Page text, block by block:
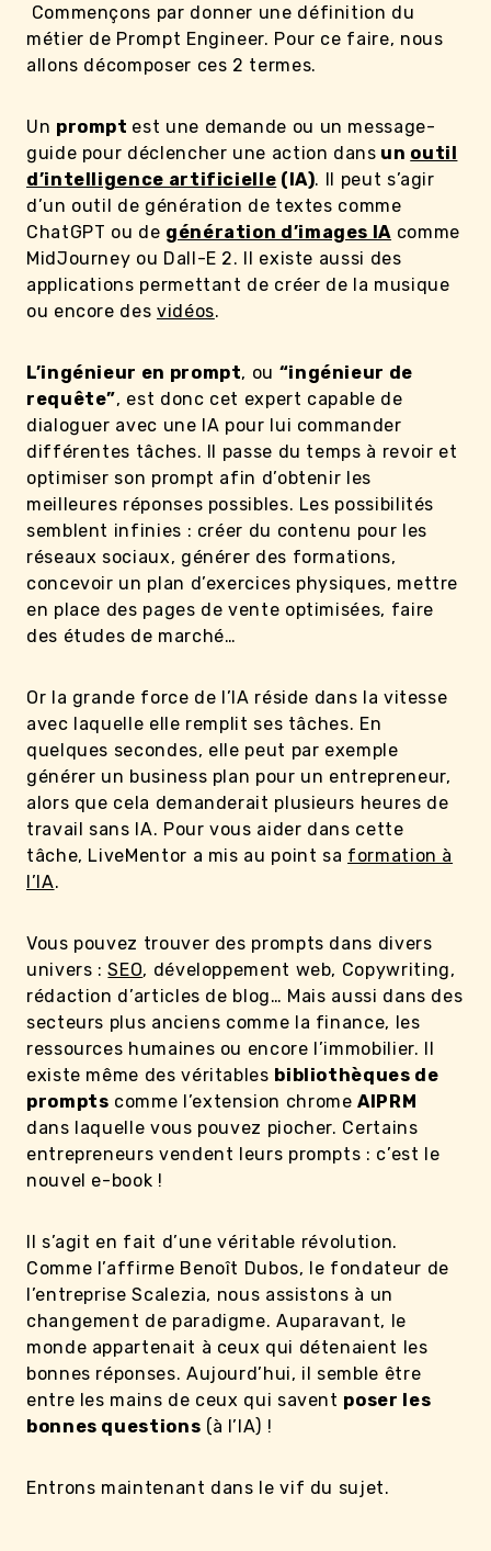
Commençons par donner une définition du
métier de Prompt Engineer. Pour ce faire, nous
allons décomposer ces 2 termes.
Un prompt est une demande ou un message-
guide pour déclencher une action dans un outil
d’intelligence artificielle (IA). Il peut s’agir
d’un outil de génération de textes comme
ChatGPT ou de génération d’images IA comme
MidJourney ou Dall-E 2. Il existe aussi des
applications permettant de créer de la musique
ou encore des vidéos.
L’ingénieur en prompt, ou “ingénieur de
requête”, est donc cet expert capable de
dialoguer avec une IA pour lui commander
différentes tâches. Il passe du temps à revoir et
optimiser son prompt afin d’obtenir les
meilleures réponses possibles. Les possibilités
semblent infinies : créer du contenu pour les
réseaux sociaux, générer des formations,
concevoir un plan d’exercices physiques, mettre
en place des pages de vente optimisées, faire
des études de marché…
Or la grande force de l’IA réside dans la vitesse
avec laquelle elle remplit ses tâches. En
quelques secondes, elle peut par exemple
générer un business plan pour un entrepreneur,
alors que cela demanderait plusieurs heures de
travail sans IA. Pour vous aider dans cette
tâche, LiveMentor a mis au point sa formation à
l’IA.
Vous pouvez trouver des prompts dans divers
univers :SEO, développement web, Copywriting,
rédaction d’articles de blog… Mais aussi dans des
secteurs plus anciens comme la finance, les
ressources humaines ou encore l’immobilier. Il
existe même des véritables bibliothèques de
prompts comme l’extension chromeAIPRM
dans laquelle vous pouvez piocher. Certains
entrepreneurs vendent leurs prompts : c’est le
nouvel e-book !
Il s’agit en fait d’une véritable révolution.
Comme l’affirme Benoît Dubos, le fondateur de
l’entreprise Scalezia, nous assistons à un
changement de paradigme. Auparavant, le
monde appartenait à ceux qui détenaient les
bonnes réponses. Aujourd’hui, il semble être
entre les mains de ceux qui savent poser les
bonnes questions (à l’IA) !
Entrons maintenant dans le vif du sujet.